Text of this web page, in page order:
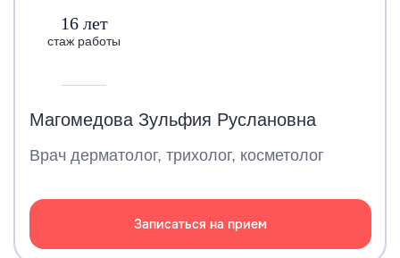
16 лет
стаж работы
Магомедова Зульфия Руслановна
Врач дерматолог, трихолог, косметолог
Записаться на прием